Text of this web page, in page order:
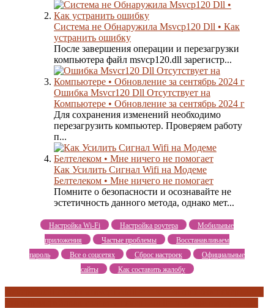
Система не Обнаружила Msvcp120 Dll • Как
устранить ошибку
После завершения операции и перезагрузки
компьютера файл msvcp120.dll зарегистр...
Ошибка Msvcr120 Dll Отсутствует на
Компьютере • Обновление за сентябрь 2024 г
Для сохранения изменений необходимо
перезагрузить компьютер. Проверяем работу
п...
Как Усилить Сигнал Wifi на Модеме
Белтелеком • Мне ничего не помогает
Помните о безопасности и осознавайте не
эстетичность данного метода, однако мет...
Настройка Wi-Fi Настройка роутера
Мобильные
приложения
Частые проблемы
Восстанавливаем
пароль
Все о соцсетях Сброс настроек
Официальные
сайты
Как составить жалобу